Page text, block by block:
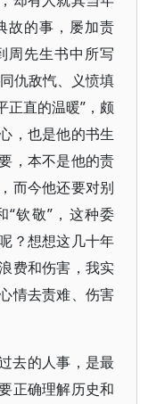
故的事，屡加责
周先生书中所写
仇敌忾、义愤填
正直的温暖”，颇
，也是他的书生
，本不是他的责
而今他还要对别
“钦敬”，这种委
？想想这几十年
费和伤害，我实
情去责难、伤害
去的人事，是最
正确理解历史和